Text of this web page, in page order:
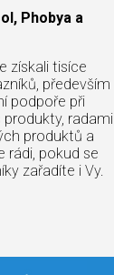
Phobya a
získali tisíce
především
podpoře při
radami
produktů a
rádi, pokud se
zařadíte i Vy.